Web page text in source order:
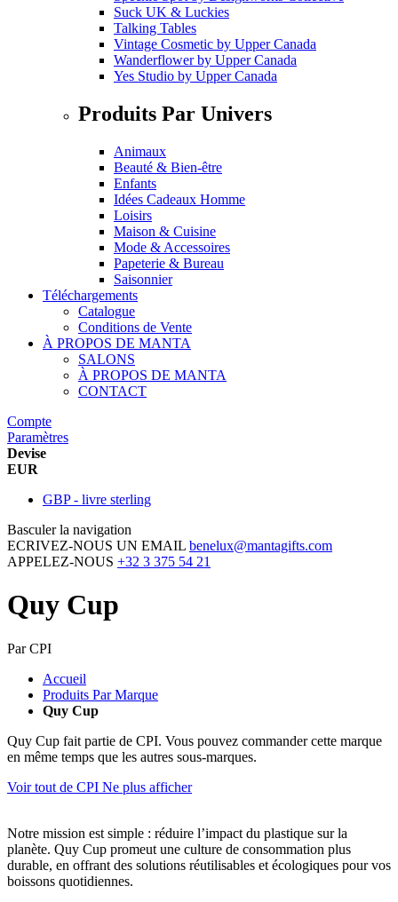
Suck UK & Luckies
Talking Tables
Vintage Cosmetic by Upper Canada
Wanderflowerby Upper Canada
Yes Studio by Upper Canada
Produits Par Univers
Animaux
Beauté & Bien-être
Enfants
Idées Cadeaux Homme
Loisirs
Maison & Cuisine
Mode & Accessoires
Papeterie & Bureau
Saisonnier
Téléchargements
Catalogue
Conditions de Vente
À PROPOS DE MANTA
SALONS
À PROPOS DE MANTA
CONTACT
Compte
Paramètres
Devise
EUR
GBP - livre sterling
Basculer la navigation
ECRIVEZ-NOUS UN EMAIL benelux@mantagifts.com
APPELEZ-NOUS +32 3 375 54 21
Quy Cup
Par CPI
Accueil
Produits Par Marque
Quy Cup
Quy Cup fait partie de CPI. Vous pouvez commander cette marque
en même temps que les autres sous-marques.
Voir tout de CPI Ne plus afficher
Notre mission est simple : réduire l’impact du plastique sur la
planète. Quy Cup promeut une culture de consommation plus
durable, en offrant des solutions réutilisables et écologiques pour vos
boissons quotidiennes.